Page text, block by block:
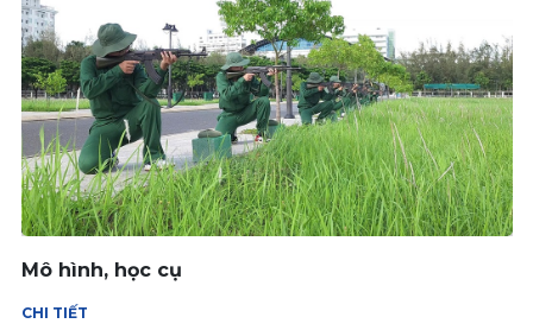
Mô hình, học cụ
CHI TIẾT